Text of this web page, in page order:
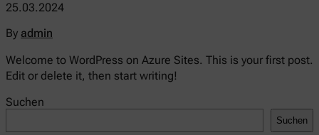
25.03.2024
By admin
Welcome to WordPress on Azure Sites. This is your first post.
Edit or delete it, then start writing!
Suchen
Suchen